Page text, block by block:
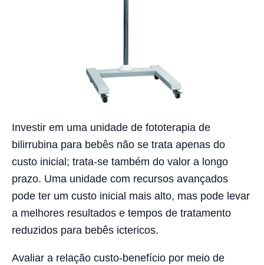
Investir em uma unidade de fototerapia de
bilirrubina para bebês não se trata apenas do
custo inicial; trata-se também do valor a longo
prazo. Uma unidade com recursos avançados
pode ter um custo inicial mais alto, mas pode levar
a melhores resultados e tempos de tratamento
reduzidos para bebês ictericos.
Avaliar a relação custo-benefício por meio de